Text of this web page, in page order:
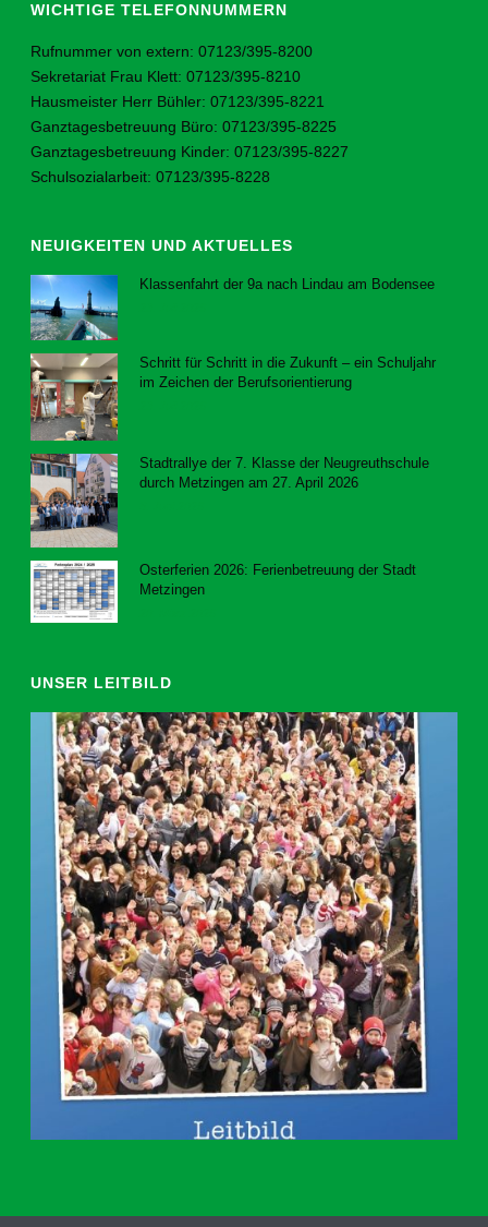
WICHTIGE TELEFONNUMMERN
Rufnummer von extern: 07123/395-8200
Sekretariat Frau Klett: 07123/395-8210
Hausmeister Herr Bühler: 07123/395-8221
Ganztagesbetreuung Büro: 07123/395-8225
Ganztagesbetreuung Kinder: 07123/395-8227
Schulsozialarbeit: 07123/395-8228
NEUIGKEITEN UND AKTUELLES
Klassenfahrt der 9a nach Lindau am Bodensee
Schritt für Schritt in die Zukunft – ein Schuljahr
im Zeichen der Berufsorientierung
Stadtrallye der 7. Klasse der Neugreuthschule
durch Metzingen am 27. April 2026
Osterferien 2026: Ferienbetreuung der Stadt
Metzingen
UNSER LEITBILD